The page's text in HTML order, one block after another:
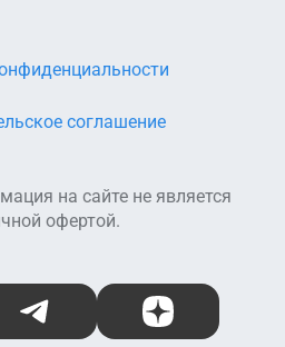
на сайте не является
офертой.
соглашение
Telegram Дзен